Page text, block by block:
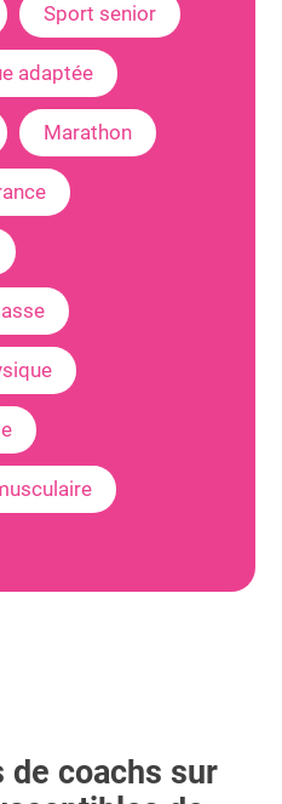
Sport senior
adaptée
Marathon
coachs sur